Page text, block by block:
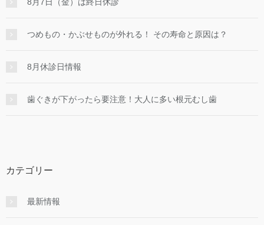
つめもの・かぶせものが外れる！ その寿命と原因は？
8月休診日情報
歯ぐきが下がったら要注意！大人に多い根元むし歯
カテゴリー
最新情報